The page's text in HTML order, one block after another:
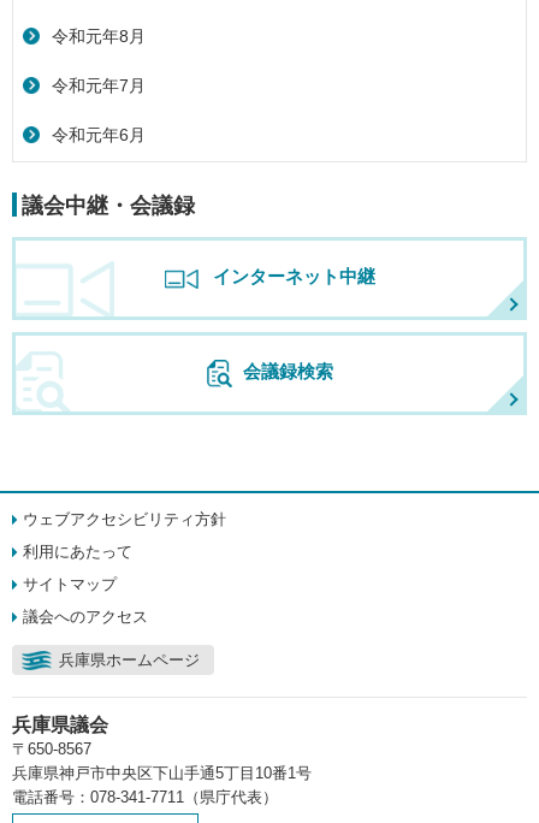
令和元年8月
令和元年7月
令和元年6月
議会中継・会議録
インターネット中継
会議録検索
ウェブアクセシビリティ方針
利用にあたって
サイトマップ
議会へのアクセス
兵庫県ホームページ
兵庫県議会
〒650-8567
兵庫県神戸市中央区下山手通5丁目10番1号
電話番号：078-341-7711（県庁代表）